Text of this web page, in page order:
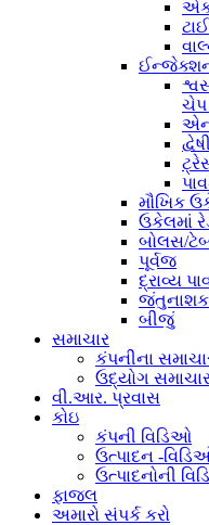
ચેપ
મૌખિક
ઉકેલમાં
બોલસ/
પૂર્વજ
દ્રાવ્ય
જંતુનાશક
બીજું
સમાચાર
કંપનીના
ઉદ્યોગ
વી.આર. પ્રવાસ
કોઇ
કંપની વિડિઓ
ઉત્પાદન -
ઉત્પાદનોની
ફાજલ
અમારો સંપર્ક કરો